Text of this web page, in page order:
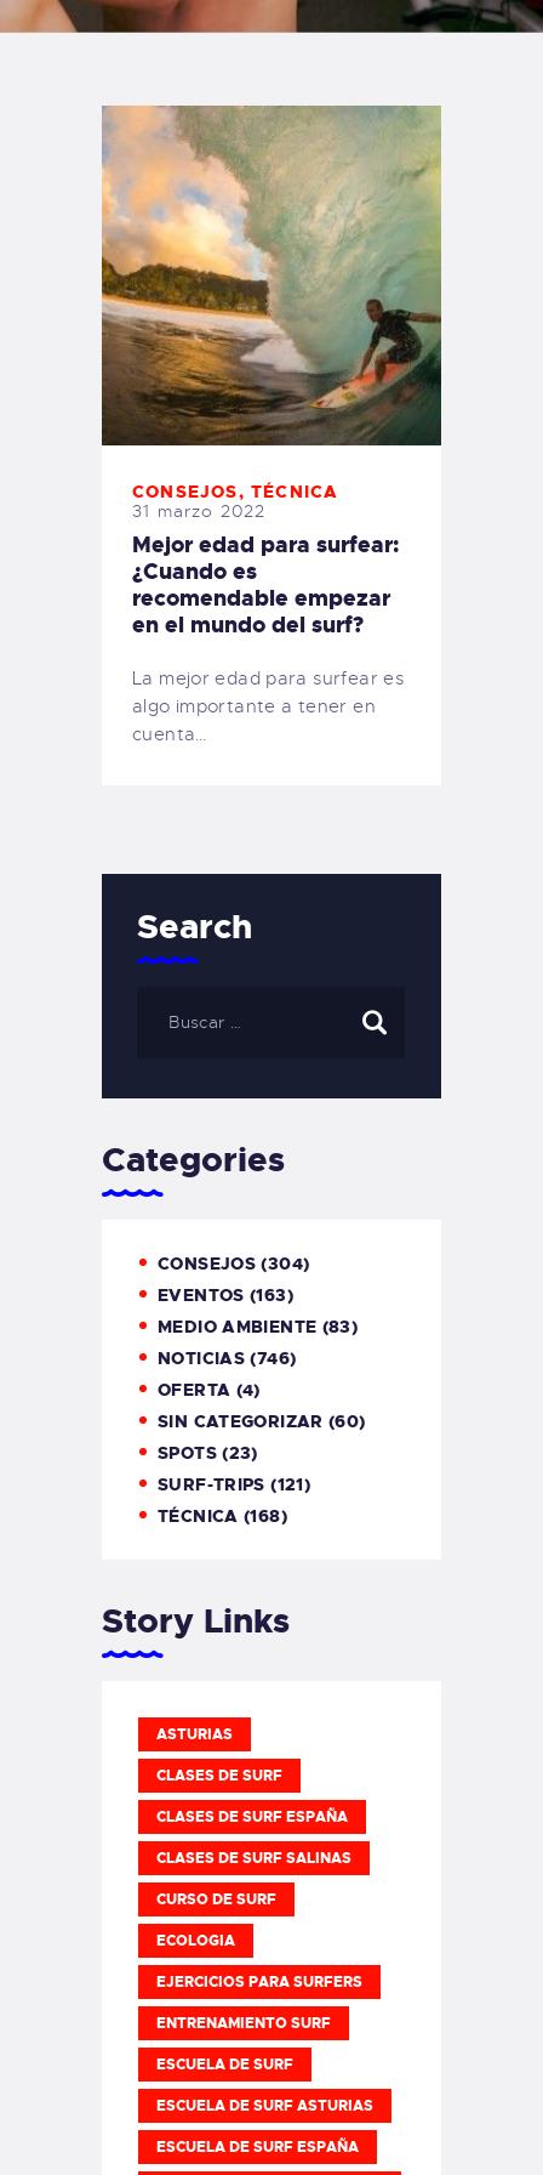
TIENDA FAMILY SURFERS
CONSEJOS,TÉCNICA
31 marzo 2022
Mejor edad para surfear:
¿Cuando es
recomendable empezar
en el mundo del surf?
La mejor edad para surfear es
algo importante a tener en
cuenta…
Search
Categories
CONSEJOS (304)
EVENTOS (163)
MEDIO AMBIENTE (83)
NOTICIAS (746)
OFERTA (4)
SIN CATEGORIZAR (60)
SPOTS(23)
SURF-TRIPS (121)
TÉCNICA (168)
Story Links
ASTURIAS
CLASES DE SURF
CLASES DE SURF ESPAÑA
CLASES DE SURF SALINAS
CURSO DE SURF
ECOLOGIA
EJERCICIOS PARA SURFERS
ENTRENAMIENTO SURF
ESCUELA DE SURF
ESCUELA DE SURF ASTURIAS
ESCUELA DE SURF ESPAÑA